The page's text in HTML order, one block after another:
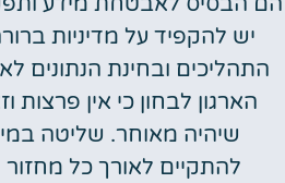
יש להקפיד על מדיניות
התהליכים ובחינת הנתונים
הארגון לבחון כי אין פרצות
שיהיה מאוחר. שליטה
להתקיים לאורך כל